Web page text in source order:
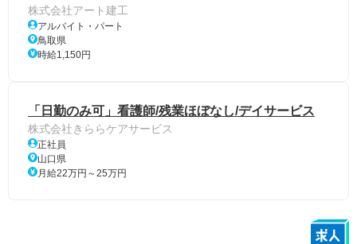
株式会社アート建工
アルバイト・パート
鳥取県
時給1,150円
「日勤のみ可」看護師/残業ほぼなし/デイサービス
株式会社きららケアサービス
正社員
山口県
月給22万円～25万円